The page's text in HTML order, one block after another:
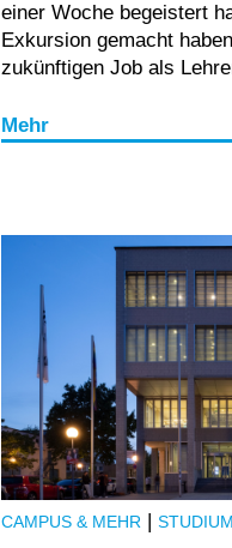
einer Woche begeistert
Exkursion gemacht
zukünftigen Job als
Mehr
CAMPUS & MEHR | STUDIUM